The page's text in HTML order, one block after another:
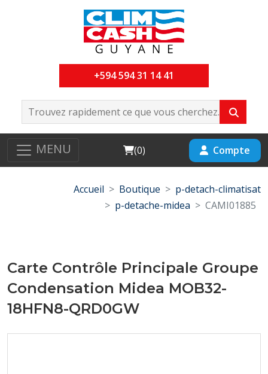
+594 594 31 14 41
MENU Cart
(0) Compte
Accueil Boutique
p-detach-climatisat
p-detache-midea
CAMI01885
Carte Contrôle Principale Groupe
Condensation Midea MOB32-
18HFN8-QRD0GW